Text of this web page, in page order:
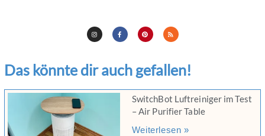
Das könnte dir auch gefallen!
SwitchBot Luftreiniger im Test
– Air Purifier Table
Weiterlesen »